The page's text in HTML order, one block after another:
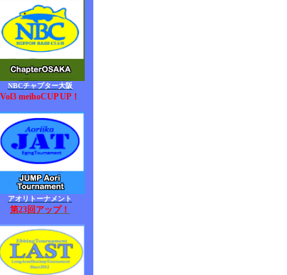
NBCチャプター大阪
Vol3 meihoCUP UP！
アオリトーナメント
第23回アップ！